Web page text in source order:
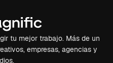
tu mejor trabajo. Más de un
empresas, agencias y